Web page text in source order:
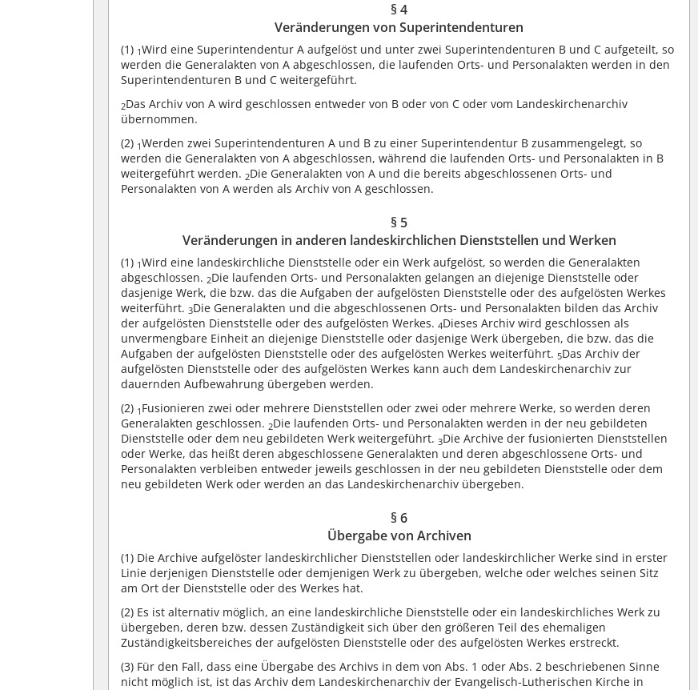
§ 4
Veränderungen von Superintendenturen
(1) 1Wird eine Superintendentur A aufgelöst und unter zwei Superintendenturen B und C aufgeteilt, so
werden die Generalakten von A abgeschlossen, die laufenden Orts- und Personalakten werden in den
Superintendenturen B und C weitergeführt.
2Das Archiv von A wird geschlossen entweder von B oder von C oder vom Landeskirchenarchiv
übernommen.
(2) 1Werden zwei Superintendenturen A und B zu einer Superintendentur B zusammengelegt, so
werden die Generalakten von A abgeschlossen, während die laufenden Orts- und Personalakten in B
weitergeführt werden. 2Die Generalakten von A und die bereits abgeschlossenen Orts- und
Personalakten von A werden als Archiv von A geschlossen.
§ 5
Veränderungen in anderen landeskirchlichen Dienststellen und Werken
(1) 1Wird eine landeskirchliche Dienststelle oder ein Werk aufgelöst, so werden die Generalakten
abgeschlossen. 2Die laufenden Orts- und Personalakten gelangen an diejenige Dienststelle oder
dasjenige Werk, die bzw. das die Aufgaben der aufgelösten Dienststelle oder des aufgelösten Werkes
weiterführt.3Die Generalakten und die abgeschlossenen Orts- und Personalakten bilden das Archiv
der aufgelösten Dienststelle oder des aufgelösten Werkes.4Dieses Archiv wird geschlossen als
unvermengbare Einheit an diejenige Dienststelle oder dasjenige Werk übergeben, die bzw. das die
Aufgaben der aufgelösten Dienststelle oder des aufgelösten Werkes weiterführt. 5Das Archiv der
aufgelösten Dienststelle oder des aufgelösten Werkes kann auch dem Landeskirchenarchiv zur
dauernden Aufbewahrung übergeben werden.
(2) 1 Fusionieren zwei oder mehrere Dienststellen oder zwei oder mehrere Werke, so werden deren
Generalakten geschlossen. 2Die laufenden Orts- und Personalakten werden in der neu gebildeten
Dienststelle oder dem neu gebildeten Werk weitergeführt.3Die Archive der fusionierten Dienststellen
oder Werke, das heißt deren abgeschlossene Generalakten und deren abgeschlossene Orts- und
Personalakten verbleiben entweder jeweils geschlossen in der neu gebildeten Dienststelle oder dem
neu gebildeten Werk oder werden an das Landeskirchenarchiv übergeben.
§ 6
Übergabe von Archiven
(1) Die Archive aufgelöster landeskirchlicher Dienststellen oder landeskirchlicher Werke sind in erster
Linie derjenigen Dienststelle oder demjenigen Werk zu übergeben, welche oder welches seinen Sitz
am Ort der Dienststelle oder des Werkes hat.
(2) Es ist alternativ möglich, an eine landeskirchliche Dienststelle oder ein landeskirchliches Werk zu
übergeben, deren bzw. dessen Zuständigkeit sich über den größeren Teil des ehemaligen
Zuständigkeitsbereiches der aufgelösten Dienststelle oder des aufgelösten Werkes erstreckt.
(3) Für den Fall, dass eine Übergabe des Archivs in dem von Abs. 1 oder Abs. 2 beschriebenen Sinne
nicht möglich ist, ist das Archiv dem Landeskirchenarchiv der Evangelisch-Lutherischen Kirche in